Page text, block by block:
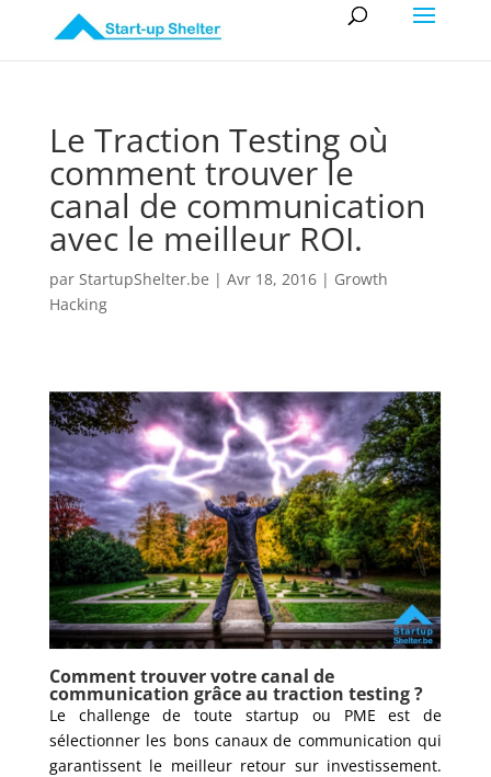
Le Traction Testing où
comment trouver le
canal de communication
avec le meilleur ROI.
par StartupShelter.be | Avr 18, 2016| Growth
Hacking
Comment trouver votre canal de
communication grâce au traction testing ?
Le challenge de toute startup ou PME est de
sélectionner les bons canaux de communication qui
garantissent le meilleur retour sur investissement.